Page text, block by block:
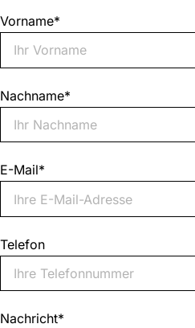
Vorname*
Nachname*
E-Mail*
Telefon
Nachricht*